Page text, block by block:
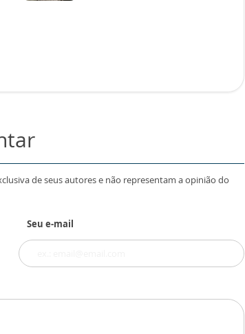
de seus autores e não representam a opinião do
Seu e-mail